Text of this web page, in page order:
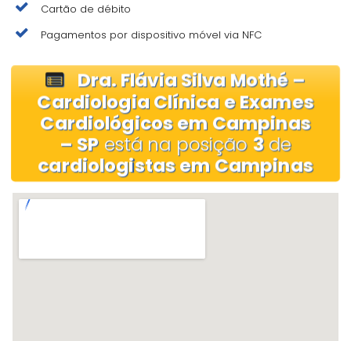
Cartão de débito
Pagamentos por dispositivo móvel via NFC
Dra. Flávia Silva Mothé –
Cardiologia Clínica e Exames
Cardiológicos em Campinas
– SP está na posição 3de
cardiologistas em Campinas